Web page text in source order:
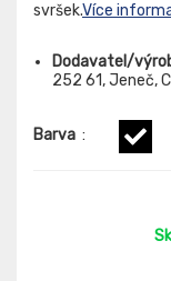
svršek.Více
Dodavatel/
252 61, Jeneč,
Barva :